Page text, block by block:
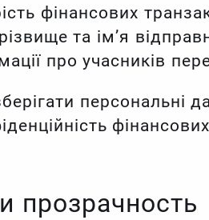
фінансових
та ім’я
про учасників
персональні
фінансових
прозрачность